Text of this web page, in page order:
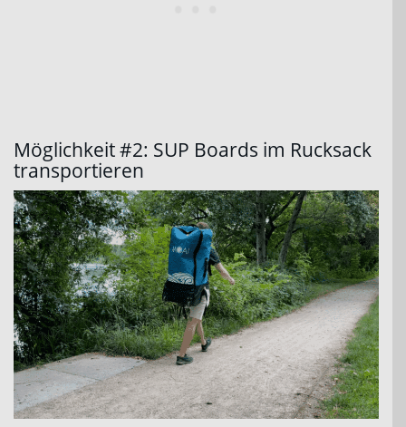
Möglichkeit #2: SUP Boards im Rucksack
transportieren